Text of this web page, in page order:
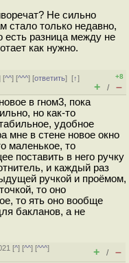
Не сильно
стало только недавно,
есть разница между не
как нужно.
[^^] [^^^] [ответить][↑]
+8
+ / –
в гном3, пока
но как-то
удобное
мне в стене новое окно
маленькое, то
поставить в него ручку
и каждый раз
ручкой и проёмом,
то оно
то ять оно вообще
бакланов, а не
[^] [^^] [^^^]
+ / –